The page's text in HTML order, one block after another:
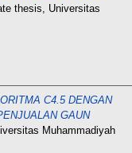
thesis, Universitas
C4.5 DENGAN
GAUN
Muhammadiyah